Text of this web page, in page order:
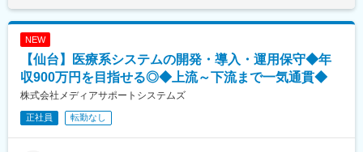
1. 日本の通信インフラ整備を担う社会貢献性
基地局建設は通信サービスの品質を支える重要な仕事です。多く
の人が利用する商業施設やオフィスビルにおいて、より快適な通
信環境の実現に貢献できます。
2. 建設・設備領域の経験を活かせる
能性があります。月給(月額)は固定手当を含めた表記です。
NEW
【仙台】医療系システムの開発・導入・運用保守◆年
収900万円を目指せる◎◆上流～下流まで一気通貫◆
株式会社メディアサポートシステムズ
正社員 転勤なし